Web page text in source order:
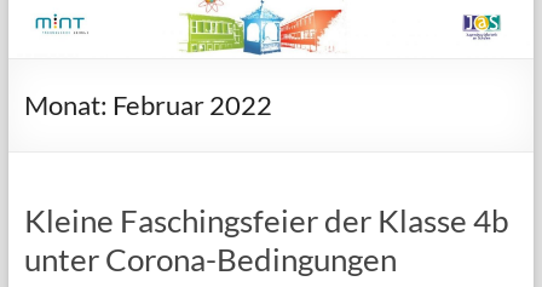
Monat: Februar 2022
Kleine Faschingsfeier der Klasse 4b
unter Corona-Bedingungen